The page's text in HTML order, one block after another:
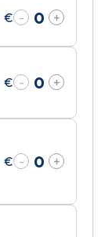
€ - +
€ - +
€ - +